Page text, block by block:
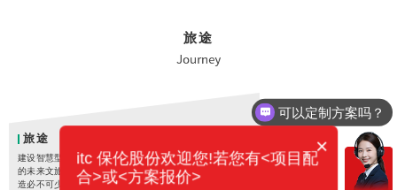
旅途
旅途
建设智慧型文旅新城，塑造独特魅力
的未来文旅城市，旅途出行的独特打
造必不可少，让游客在衣食住行等各
可以定制方案吗？
×
itc 保伦股份欢迎您!若您有<项目配
合>或<方案报价>